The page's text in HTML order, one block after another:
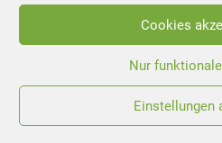
Cookies
Nur
Einstellungen
n
c
Stiftung Unternehmen